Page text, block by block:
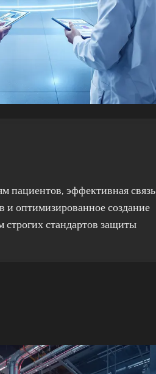
пациентов, эффективная связь
и оптимизированное создание
строгих стандартов защиты